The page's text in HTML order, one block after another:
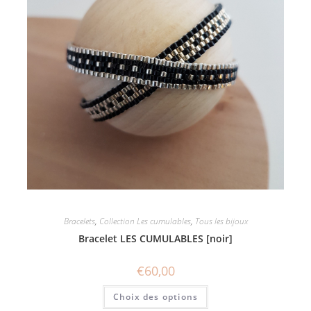
Bracelets, Collection Les cumulables, Tous les bijoux
Bracelet LES CUMULABLES [noir]
€60,00
Choix des options
Ce
a